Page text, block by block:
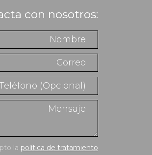
con nosotros:
la política de tratamiento